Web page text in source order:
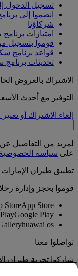
تسجيل الدخول
انضموا إلى
شركاؤنا
امتيازات
قوموا بتسجيل
قواعد برنامج
تحديثات برنامج
الاشتراك بالعروض
التوفير مع أحدث
إلغاء الاشتراك أو
لمزيد من التفاصيل عن
على سياسة
تطبيق طيران الإمارات
قوموا بحجز وإدارة
StoreApp Store
Google Play
huawai os
تواصلوا معنا
شاركوا تجربة طيران